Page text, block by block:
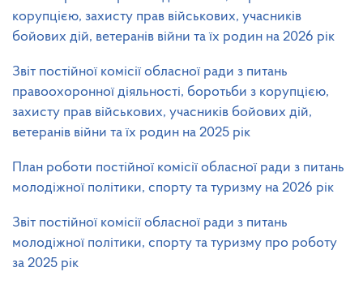
корупцією, захисту прав військових, учасників
бойових дій, ветеранів війни та їх родин на 2026 рік
Звіт постійної комісії обласної ради з питань
правоохоронної діяльності, боротьби з корупцією,
захисту прав військових, учасників бойових дій,
ветеранів війни та їх родин на 2025 рік
План роботи постійної комісії обласної ради з питань
молодіжної політики, спорту та туризму на 2026 рік
Звіт постійної комісії обласної ради з питань
молодіжної політики, спорту та туризму про роботу
за 2025 рік